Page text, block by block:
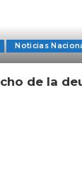
Noticias
de la